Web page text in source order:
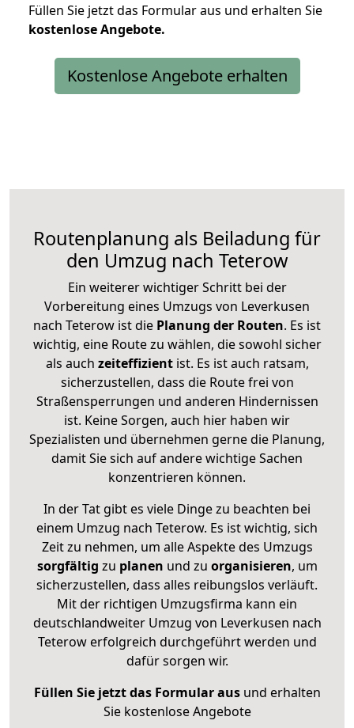
Füllen Sie jetzt das Formular aus und erhalten Sie
kostenloseAngebote.
Kostenlose Angebote erhalten
Routenplanung als Beiladung für
den Umzug nach Teterow
Ein weiterer wichtiger Schritt bei der
Vorbereitung eines Umzugs von Leverkusen
nach Teterow ist die Planung der Routen. Es ist
wichtig, eine Route zu wählen, die sowohl sicher
als auch zeiteffizientist. Es ist auch ratsam,
sicherzustellen, dass die Route frei von
Straßensperrungen und anderen Hindernissen
ist. Keine Sorgen, auch hier haben wir
Spezialisten und übernehmen gerne die Planung,
damit Sie sich auf andere wichtige Sachen
konzentrieren können.
In der Tat gibt es viele Dinge zu beachten bei
einem Umzug nach Teterow. Es ist wichtig, sich
Zeit zu nehmen, um alle Aspekte des Umzugs
sorgfältig zu planen und zu organisieren, um
sicherzustellen, dass alles reibungslos verläuft.
Mit der richtigen Umzugsfirma kann ein
deutschlandweiter Umzug von Leverkusen nach
Teterow erfolgreich durchgeführt werden und
dafür sorgen wir.
Füllen Sie jetzt das Formular ausund erhalten
Sie kostenlose Angebote